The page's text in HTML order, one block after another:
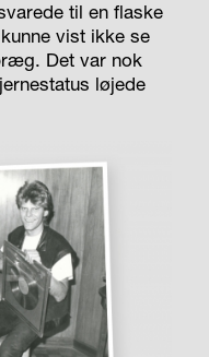
til en flaske
vist ikke se
Det var nok
løjede